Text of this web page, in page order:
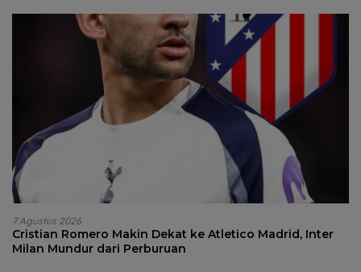
7 Agustus 2026
Cristian Romero Makin Dekat ke Atletico Madrid, Inter
Milan Mundur dari Perburuan